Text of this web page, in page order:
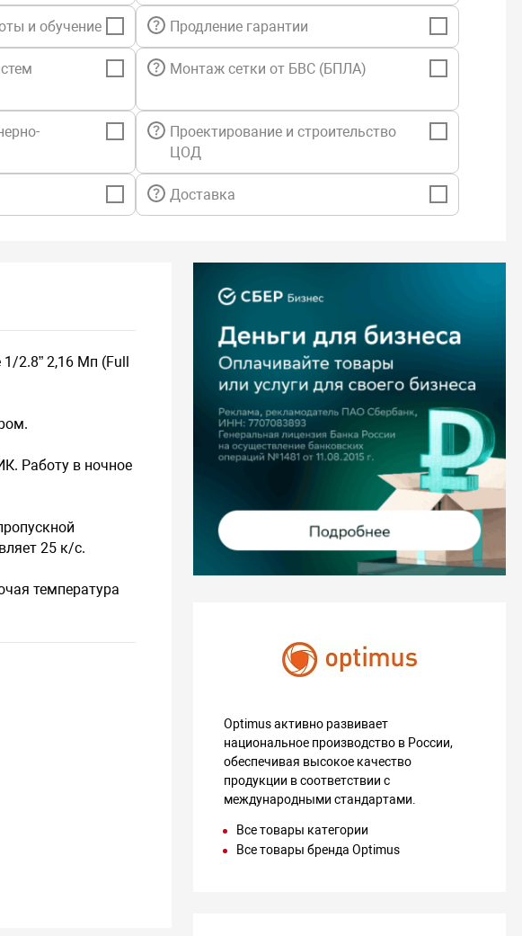
и обучение Продление гарантии
Монтаж сетки от БВС (БПЛА)
Проектирование и строительство
ЦОД
Доставка
2.8” 2,16 Мп (Full
Работу в ночное
25 к/с.
температура
Optimus активно развивает
национальное производство в России,
обеспечивая высокое качество
продукции в соответствии с
международными стандартами.
Все товары категории
Все товары бренда Optimus